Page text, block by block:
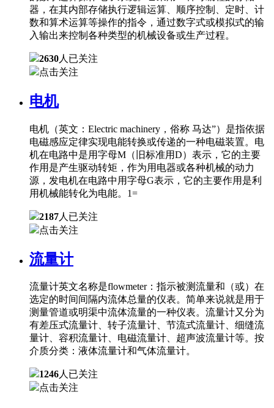
器，在其内部存储执行逻辑运算、顺序控制、定时、计
数和算术运算等操作的指令，通过数字式或模拟式的输
入输出来控制各种类型的机械设备或生产过程。
2630人已关注
点击关注
电机
电机（英文：Electric machinery，俗称 马达”）是指依据
电磁感应定律实现电能转换或传递的一种电磁装置。电
机在电路中是用字母M（旧标准用D）表示，它的主要
作用是产生驱动转矩，作为用电器或各种机械的动力
源，发电机在电路中用字母G表示，它的主要作用是利
用机械能转化为电能。1=
2187人已关注
点击关注
流量计
流量计英文名称是flowmeter：指示被测流量和（或）在
选定的时间间隔内流体总量的仪表。简单来说就是用于
测量管道或明渠中流体流量的一种仪表。流量计又分为
有差压式流量计、转子流量计、节流式流量计、细缝流
量计、容积流量计、电磁流量计、超声波流量计等。按
介质分类：液体流量计和气体流量计。
1246人已关注
点击关注